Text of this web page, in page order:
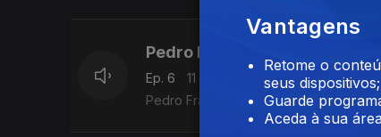
Pedro Franco (saxofonista)
Ep. 6
11 fev. 2026
Pedro Franco, saxofonista, aluno de
Vantagens
Retome o
seus dispositivos;
Guarde
Aceda à sua